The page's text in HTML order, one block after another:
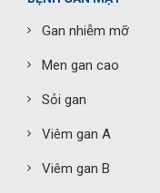
Gan nhiễm mỡ
Men gan cao
Sỏi gan
Viêm gan A
Viêm gan B